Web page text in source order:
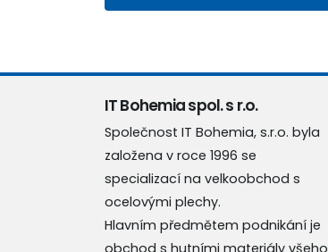
IT Bohemia spol. s r.o.
Společnost IT Bohemia, s.r.o. byla
založena v roce 1996 se
specializací na velkoobchod s
ocelovými plechy.
Hlavním předmětem podnikání je
obchod s hutními materiály všeho